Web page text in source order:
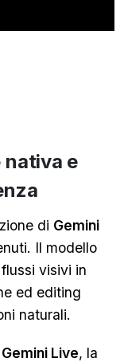
nativa e
di Gemini
Il modello
visivi in
ed editing
naturali.
Live, la